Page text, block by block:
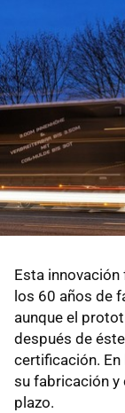
Esta
los 60 años de
aunque el
después de
certificación. En
su fabricación y
plazo.